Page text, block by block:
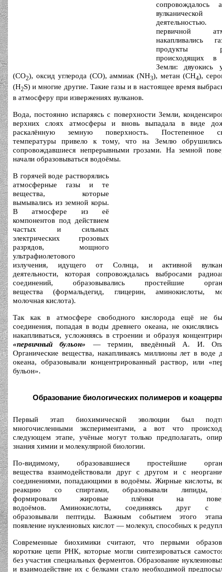
сопровождалось
вулканической
первичной
накапливались
продукты
происходящих в
Земли: двуокись
(СО2), оксид углерода (СО), аммиак (NH3), метан (СН4),
(Н2S) и многие другие. Такие газы и в настоящее время
в атмосферу при извержениях вулканов.
Вода, постоянно испаряясь с поверхности Земли,
верхних слоях атмосферы и вновь выпадала в виде
раскалённую земную поверхность. Постепенное
температуры привело к тому, что на Землю
сопровождавшиеся непрерывными грозами. На земной
начали образовываться водоёмы.
В горячей воде растворялись
атмосферные газы и те
вещества, которые
вымывались из земной коры.
В атмосфере из её
компонентов под действием
частых и сильных
электрических грозовых
разрядов, мощного
ультрафиолетового
излучения, идущего от Солнца, и активной
деятельности, которая сопровождалась выбросами
соединений, образовывались простейшие
вещества (формальдегид, глицерин, аминокислоты,
молочная кислота).
Так как в атмосфере свободного кислорода ещё не
соединения, попадая в воды древнего океана, не
накапливаться, усложняясь в строении и образуя
«первичный бульон» — термин, введённый А. И.
Органические вещества, накапливаясь миллионы лет в воде
океана, образовывали концентрированный раствор, или
бульон».
Образование биологических полимеров и
Первый этап биохимической эволюции был
многочисленными экспериментами, а вот что
следующем этапе, учёные могут только предполагать,
знания химии и молекулярной биологии.
По-видимому, образовавшиеся простейшие
вещества взаимодействовали друг с другом и с
соединениями, попадающими в водоёмы. Жирные кислоты,
реакцию со спиртами, образовывали липиды,
формировали жировые плёнки на
водоёмов. Аминокислоты, соединяясь друг с
образовывали пептиды. Важным событием этого
появление нуклеиновых кислот — молекул, способных к
Современные биохимики считают, что первыми
короткие цепи РНК, которые могли синтезироваться
без участия специальных ферментов. Образование
и взаимодействие их с белками стало необходимой